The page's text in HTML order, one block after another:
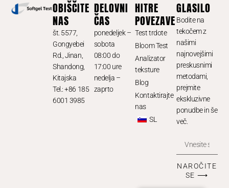
OBIŠČITE
NAS
št. 5577,
Gongyebei
Rd., Jinan,
Shandong,
Kitajska
Tel.: +86 185
6001 3985
DELOVNI
ČAS
ponedeljek –
sobota
08:00 do
17:00 ure
nedelja –
zaprto
HITRE
POVEZAVE
Test trdote
Bloom Test
Analizator
teksture
Blog
Kontaktirajte
nas
SL
GLASILO
Bodite na
tekočem z
našimi
najnovejšimi
preskusnimi
metodami,
prejmite
ekskluzivne
ponudbe in še
več.
NAROČITE
SE ⟶